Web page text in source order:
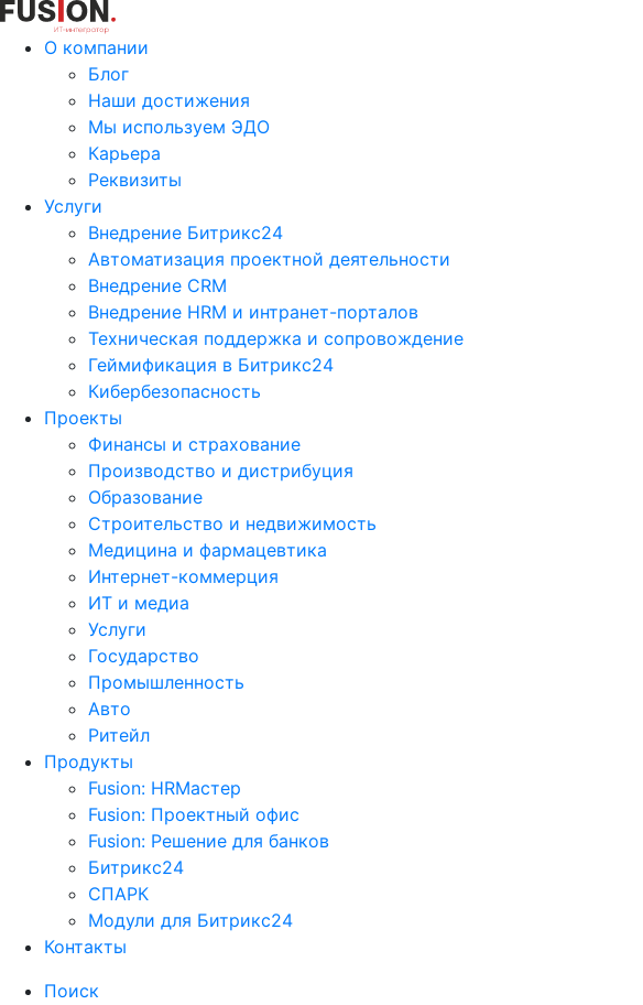
О компании
Блог
Наши достижения
Мы используем ЭДО
Карьера
Реквизиты
Услуги
Внедрение Битрикс24
Автоматизация проектной деятельности
Внедрение CRM
Внедрение HRM и интранет-порталов
Техническая поддержка и сопровождение
Геймификация в Битрикс24
Кибербезопасность
Проекты
Финансы и страхование
Производство и дистрибуция
Образование
Строительство и недвижимость
Медицина и фармацевтика
Интернет-коммерция
ИТ и медиа
Услуги
Государство
Промышленность
Авто
Ритейл
Продукты
Fusion: HRМастер
Fusion: Проектный офис
Fusion: Решение для банков
Битрикс24
СПАРК
Модули для Битрикс24
Контакты
Поиск